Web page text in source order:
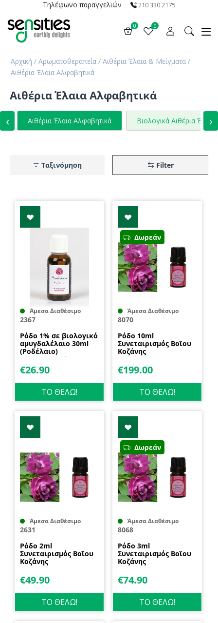
Τηλέφωνο παραγγελιών 210 330 2175
0 0
Αρχική / Αρωματοθεραπεία / Αιθέρια Έλαια & Μείγματα /
Αιθέρια Έλαια Αλφαβητικά
Αιθέρια Έλαια Αλφαβητικά
‹ Αιθέρια Έλαια Αλφαβητικά Βιολογικά Αιθέρια Έλαια
›
Filter
Ταξινόμηση
Άμεσα Διαθέσιμο
2367
Ρόδο 1% σε βιολογικό
αμυγδαλέλαιο 30ml
(Ροδέλαιο)
Συνεταιρισμός Βοῒου
Κοζάνης
€26.90
ΤΟ ΘΕΛΩ!
Δωρεάν
Άμεσα Διαθέσιμο
8070
Ρόδο 10ml
Συνεταιρισμός Βοῒου
Κοζάνης
€199.00
ΤΟ ΘΕΛΩ!
Άμεσα Διαθέσιμο
2631
Ρόδο 2ml
Συνεταιρισμός Βοῒου
Κοζάνης
€49.90
ΤΟ ΘΕΛΩ!
Δωρεάν
Άμεσα Διαθέσιμο
8068
Ρόδο 3ml
Συνεταιρισμός Βοῒου
Κοζάνης
€74.90
ΤΟ ΘΕΛΩ!